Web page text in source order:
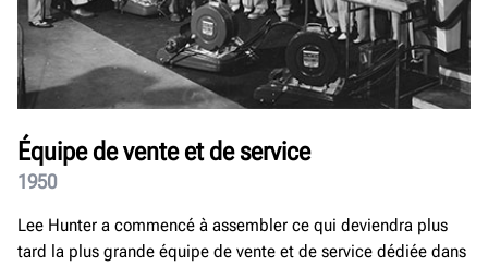
Équipe de vente et de service
1950
Lee Hunter a commencé à assembler ce qui deviendra plus
tard la plus grande équipe de vente et de service dédiée dans